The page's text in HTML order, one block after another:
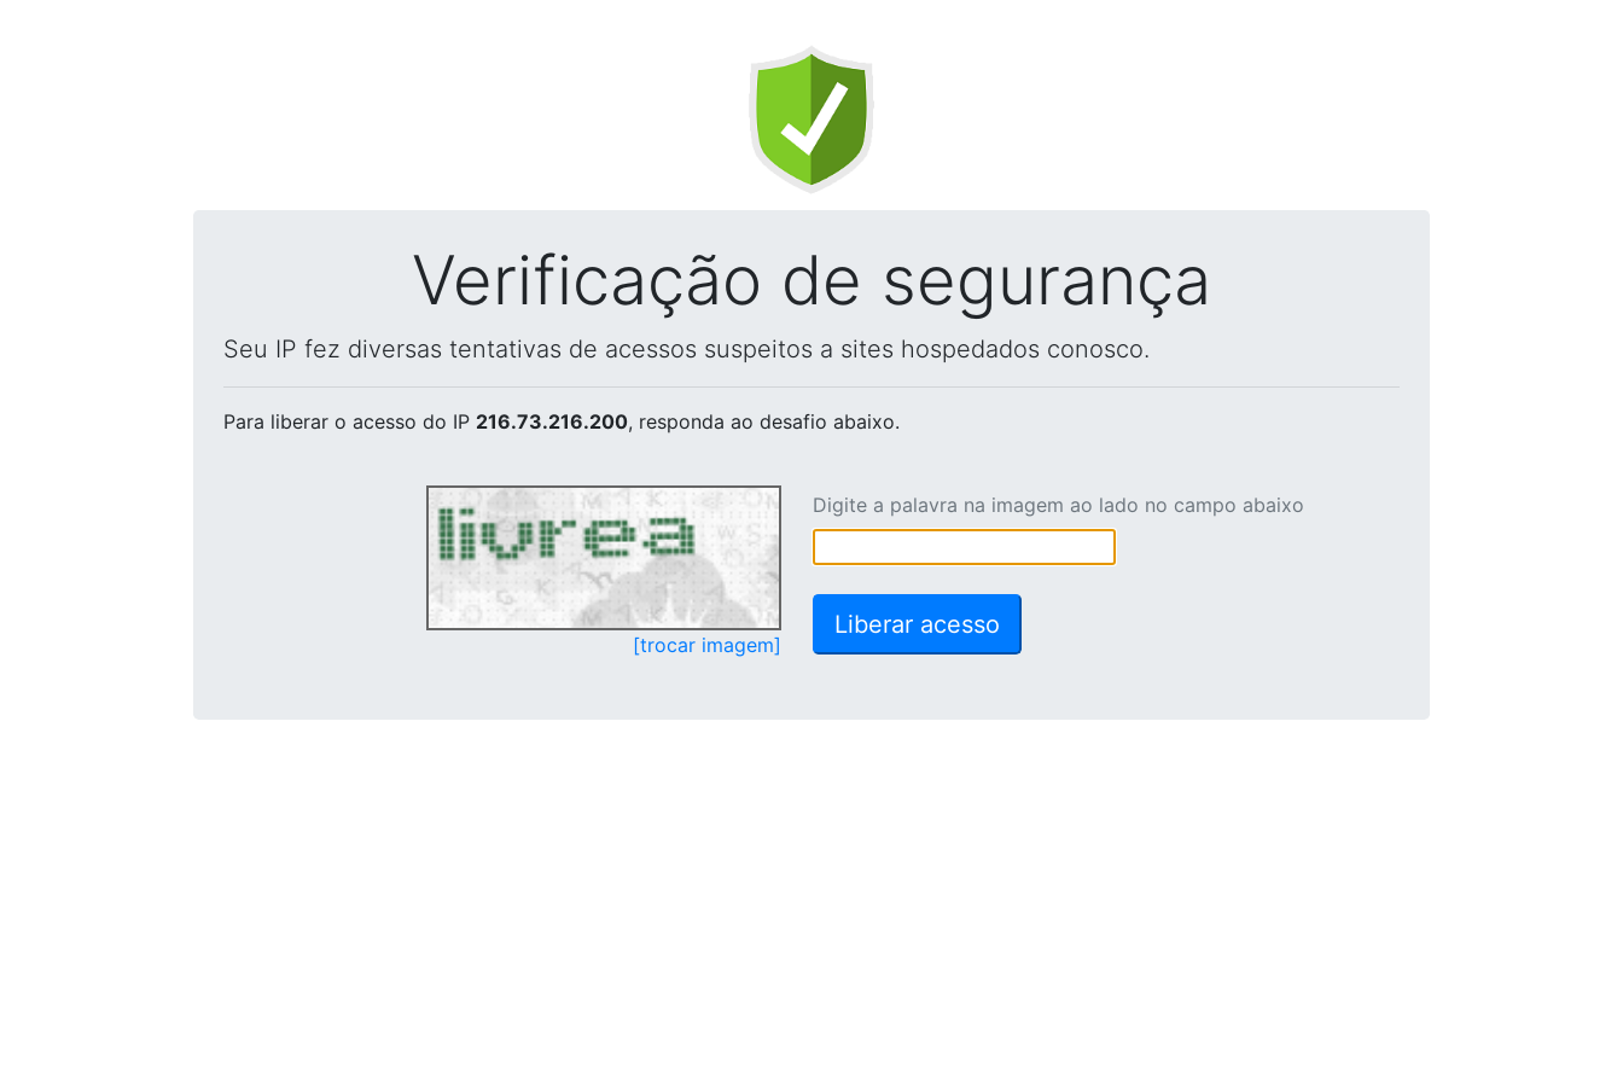
Verificação de segurança
Seu IP fez diversas tentativas de acessos suspeitos a sites hospedados conosco.
Para liberar o acesso do IP 216.73.216.200, responda ao desafio abaixo.
[trocar imagem]
Digite a palavra na imagem ao lado no campo abaixo